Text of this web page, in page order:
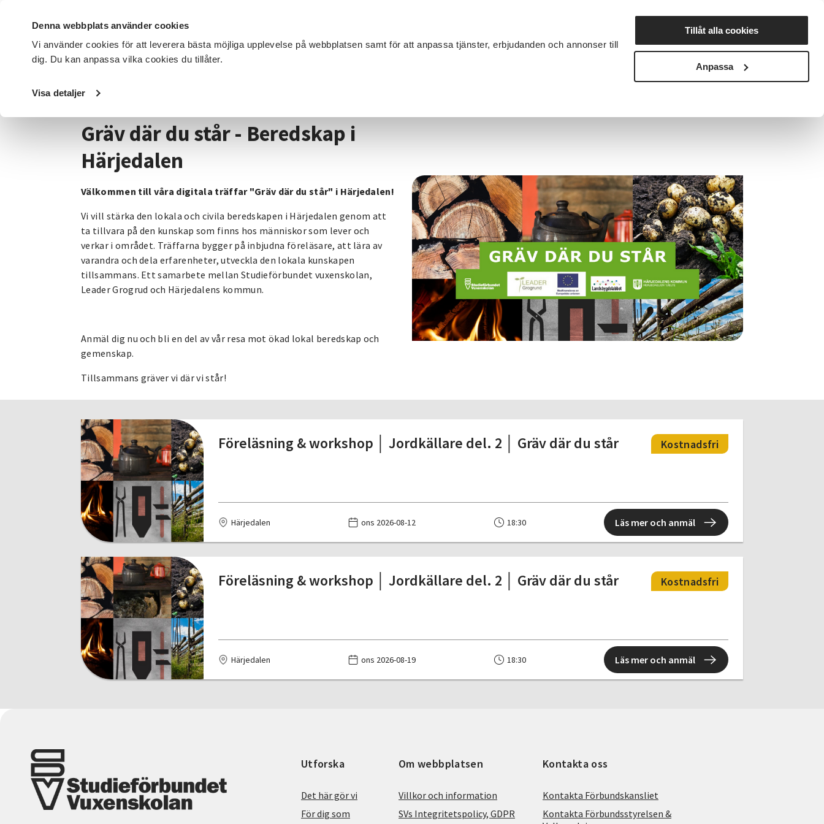
Denna webbplats använder cookies
Vi använder cookies för att leverera bästa möjliga upplevelse på webbplatsen samt för att anpassa tjänster, erbjudanden och annonser till
dig. Du kan anpassa vilka cookies du tillåter.
Visa detaljer
Tillåt alla cookies
Anpassa
DET HÄR GÖR VI FÖR DIG SOM SÖK KURSER OCH EVENEMANG Nyheter Avdelningar
Startsida / Avdelningar
Gräv där du står - Beredskap i
Härjedalen
Välkommen till våra digitala träffar "Gräv där du står" i Härjedalen!
Vi vill stärka den lokala och civila beredskapen i Härjedalen genom att
ta tillvara på den kunskap som finns hos människor som lever och
verkar i området. Träffarna bygger på inbjudna föreläsare, att lära av
varandra och dela erfarenheter, utveckla den lokala kunskapen
tillsammans. Ett samarbete mellan Studieförbundet vuxenskolan,
Leader Grogrud och Härjedalens kommun.
Anmäl dig nu och bli en del av vår resa mot ökad lokal beredskap och
gemenskap.
Tillsammans gräver vi där vi står!
Föreläsning & workshop │ Jordkällare del. 2 │ Gräv där du står Kostnadsfri
Härjedalen ons 2026-08-12 18:30 Läs mer och anmäl
Föreläsning & workshop │ Jordkällare del. 2 │ Gräv där du står Kostnadsfri
Härjedalen ons 2026-08-19 18:30 Läs mer och anmäl
Utforska
Det här gör vi
För dig som
Om webbplatsen
Villkor och information
SVs Integritetspolicy, GDPR
Kontakta oss
Kontakta Förbundskansliet
Kontakta Förbundsstyrelsen &